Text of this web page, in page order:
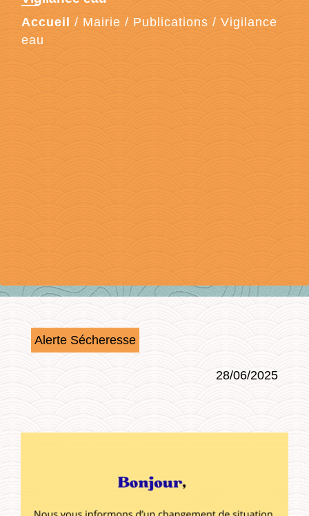
Accueil / Mairie / Publications / Vigilance
eau
Alerte Sécheresse
28/06/2025